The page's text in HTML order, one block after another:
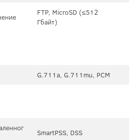
FTP, MicroSD (≤512
Гбайт)
G.711a, G.711mu, PCM
SmartPSS, DSS